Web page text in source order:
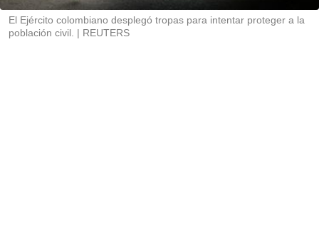
El Ejército colombiano desplegó tropas para intentar proteger a la
población civil.
REUTERS